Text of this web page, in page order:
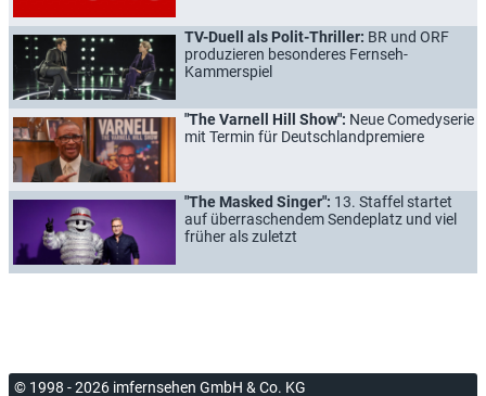
TV-Duell als Polit-Thriller: BR und ORF
produzieren besonderes Fernseh-
Kammerspiel
"The Varnell Hill Show": Neue Comedyserie
mit Termin für Deutschlandpremiere
"The Masked Singer": 13. Staffel startet
auf überraschendem Sendeplatz und viel
früher als zuletzt
© 1998 - 2026 imfernsehen GmbH & Co. KG